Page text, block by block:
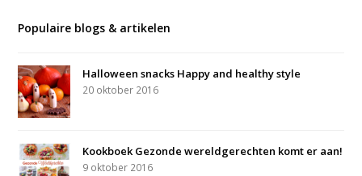
Populaire blogs & artikelen
Halloween snacks Happy and healthy style
20 oktober 2016
Kookboek Gezonde wereldgerechten komt er aan!
9 oktober 2016